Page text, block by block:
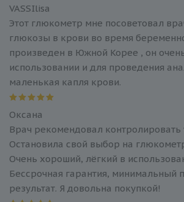
VASSIlisa
Этот глюкометр мне посоветовал
глюкозы в крови во время
произведен в Южной Корее , он
использовании и для проведения
маленькая капля крови.
Оксана
Врач рекомендовал контролировать
Остановила свой выбор на
Очень хороший, лёгкий в
Бессрочная гарантия, минимальный
результат. Я довольна покупкой!